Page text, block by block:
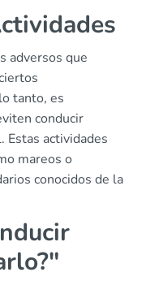
adversos que
tanto, es
conducir
Estas actividades
mareos o
conocidos de la